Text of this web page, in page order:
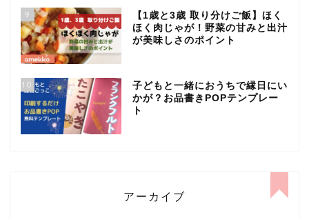
9
【1歳と3歳 取り分けご飯】ほく
ほく肉じゃが！野菜の甘みと出汁
が美味しさのポイント
10
子どもと一緒におうちで縁日にい
かが？お品書きPOPテンプレー
ト
アーカイブ